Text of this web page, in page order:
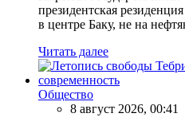
президентская
в центре Баку, не на
Читать далее
Общество
8 август 2026, 00:41